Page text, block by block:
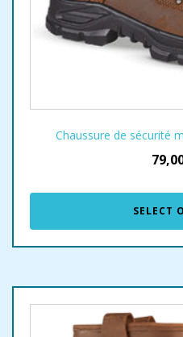
Chaussure de sécurité
SELECT